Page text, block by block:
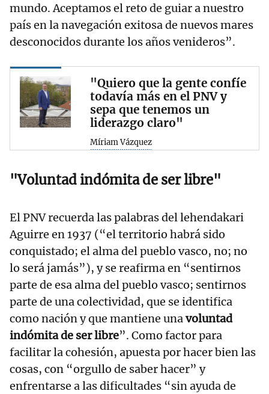
mundo. Aceptamos el reto de guiar a nuestro
país en la navegación exitosa de nuevos mares
desconocidos durante los años venideros”.
"Quiero que la gente confíe
todavía más en el PNV y
sepa que tenemos un
liderazgo claro"
Míriam Vázquez
"Voluntad indómita de ser libre"
El PNV recuerda las palabras del lehendakari
Aguirre en 1937 (“el territorio habrá sido
conquistado; el alma del pueblo vasco, no; no
lo será jamás”), y se reafirma en “sentirnos
parte de esa alma del pueblo vasco; sentirnos
parte de una colectividad, que se identifica
como nación y que mantiene unavoluntad
indómita de ser libre”. Como factor para
facilitar la cohesión, apuesta por hacer bien las
cosas, con “orgullo de saber hacer” y
enfrentarse a las dificultades “sin ayuda de